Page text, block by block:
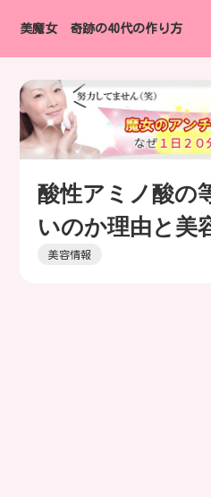
美魔女 奇跡の40代の作り方
酸性アミノ酸の
いのか理由と美
美容情報